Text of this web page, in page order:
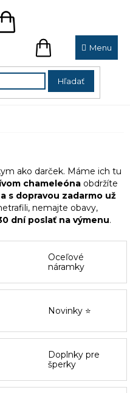
Hľadať
NÁKUPNÝ
KOŠÍK
ako darček. Máme ich tu
chameleóna obdržíte
s dopravou zadarmo už
nemajte obavy,
dní poslať na výmenu.
Oceľové
náramky
Novinky ⭐
Doplnky pre
šperky